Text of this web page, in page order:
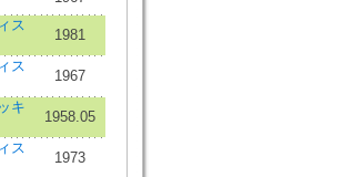
ス
1981
ス
1967
キ
1958.05
ス
1973